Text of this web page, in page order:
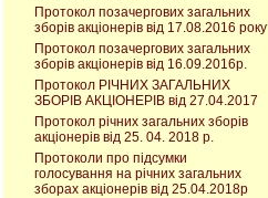
Протокол позачергових загальних
зборів акціонерів від 17.08.2016 року
Протокол позачергових загальних
зборів акціонерів від 16.09.2016р.
Протокол РІЧНИХ ЗАГАЛЬНИХ
ЗБОРІВ АКЦІОНЕРІВ від 27.04.2017
Протокол річних загальних зборів
акціонерів від 25. 04. 2018 р.
Протоколи про підсумки
голосування на річних загальних
зборах акціонерів від 25.04.2018р